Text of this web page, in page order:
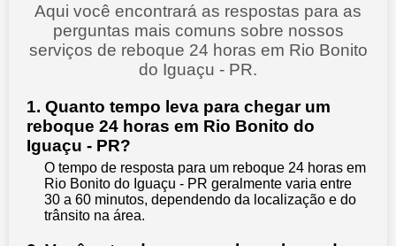
Aqui você encontrará as respostas para as
perguntas mais comuns sobre nossos
serviços de reboque 24 horas em Rio Bonito
do Iguaçu - PR.
1. Quanto tempo leva para chegar um
reboque 24 horas em Rio Bonito do
Iguaçu - PR?
O tempo de resposta para um reboque 24 horas em
Rio Bonito do Iguaçu - PR geralmente varia entre
30 a 60 minutos, dependendo da localização e do
trânsito na área.